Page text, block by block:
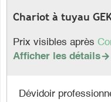
Chariot à tuyau
Prix visibles après
Afficher les détails
Dévidoir